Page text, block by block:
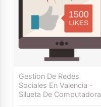
Gestion De Redes
Sociales En Valencia -
Silueta De Computadora